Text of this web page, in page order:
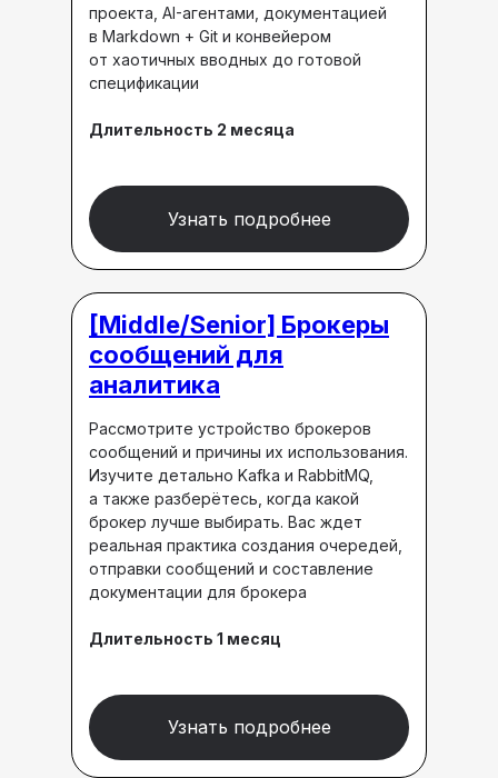
проекта, AI-агентами, документацией
в Markdown + Git и конвейером
от хаотичных вводных до готовой
спецификации
Длительность 2 месяца
Узнать подробнее
[Middle/Senior] Брокеры
сообщений для
аналитика
Рассмотрите устройство брокеров
сообщений и причины их использования.
Изучите детально Kafka и RabbitMQ,
а также разберётесь, когда какой
брокер лучше выбирать. Вас ждет
реальная практика создания очередей,
отправки сообщений и составление
документации для брокера
Длительность 1 месяц
Узнать подробнее